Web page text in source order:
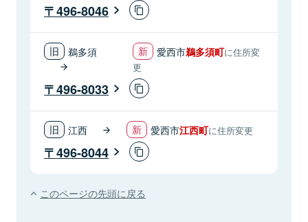
496-8046
鵜多須 愛西市鵜多須町に住所変
更
496-8033
江西 愛西市江西町に住所変更
496-8044
このページの先頭に戻る